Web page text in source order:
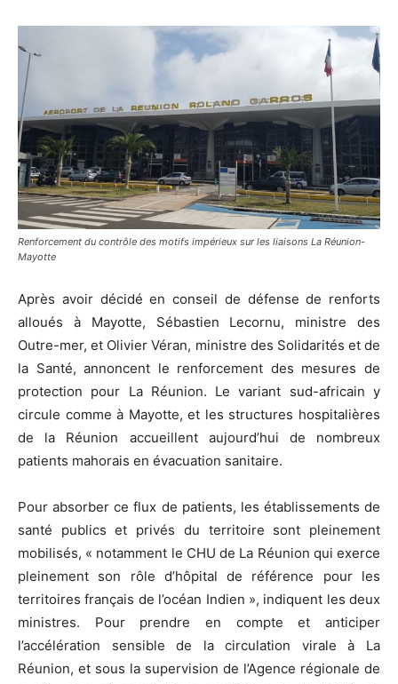
Renforcement du contrôle des motifs impérieux sur les liaisons La Réunion-
Mayotte
Après avoir décidé en conseil de défense de renforts
alloués à Mayotte, Sébastien Lecornu, ministre des
Outre-mer, et Olivier Véran, ministre des Solidarités et de
la Santé, annoncent le renforcement des mesures de
protection pour La Réunion. Le variant sud-africain y
circule comme à Mayotte, et les structures hospitalières
de la Réunion accueillent aujourd’hui de nombreux
patients mahorais en évacuation sanitaire.
Pour absorber ce flux de patients, les établissements de
santé publics et privés du territoire sont pleinement
mobilisés, « notamment le CHU de La Réunion qui exerce
pleinement son rôle d’hôpital de référence pour les
territoires français de l’océan Indien », indiquent les deux
ministres. Pour prendre en compte et anticiper
l’accélération sensible de la circulation virale à La
Réunion, et sous la supervision de l’Agence régionale de